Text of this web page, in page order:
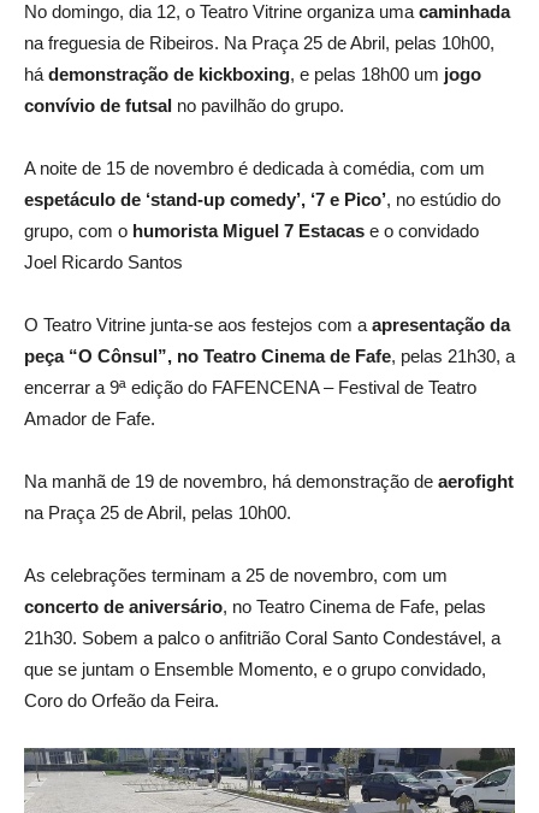
No domingo, dia 12, o Teatro Vitrine organiza uma caminhada
na freguesia de Ribeiros. Na Praça 25 de Abril, pelas 10h00,
há demonstração de kickboxing, e pelas 18h00 um jogo
convívio de futsal no pavilhão do grupo.
A noite de 15 de novembro é dedicada à comédia, com um
espetáculo de ‘stand-up comedy’, ‘7 e Pico’, no estúdio do
grupo, com o humorista Miguel 7 Estacas e o convidado
Joel Ricardo Santos
O Teatro Vitrine junta-se aos festejos com a apresentação da
peça “O Cônsul”, no Teatro Cinema de Fafe, pelas 21h30, a
encerrar a 9ª edição do FAFENCENA – Festival de Teatro
Amador de Fafe.
Na manhã de 19 de novembro, há demonstração de aerofight
na Praça 25 de Abril, pelas 10h00.
As celebrações terminam a 25 de novembro, com um
concerto de aniversário, no Teatro Cinema de Fafe, pelas
21h30. Sobem a palco o anfitrião Coral Santo Condestável, a
que se juntam o Ensemble Momento, e o grupo convidado,
Coro do Orfeão da Feira.